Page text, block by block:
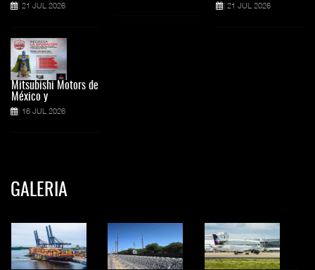
21 JUL 2026
Mitsubishi Motors de
México y
16 JUL 2026
21 JUL 2026
GALERIA